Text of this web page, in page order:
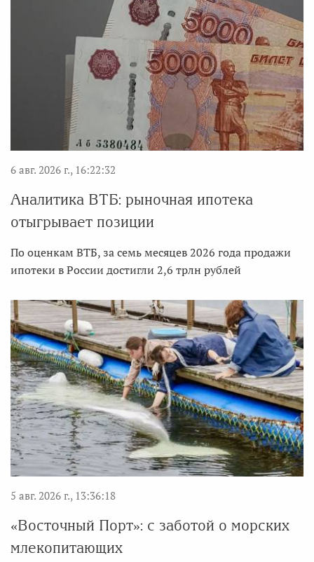
6 авг. 2026 г., 16:22:32
Аналитика ВТБ: рыночная ипотека
отыгрывает позиции
По оценкам ВТБ, за семь месяцев 2026 года продажи
ипотеки в России достигли 2,6 трлн рублей
5 авг. 2026 г., 13:36:18
«Восточный Порт»: с заботой о морских
млекопитающих